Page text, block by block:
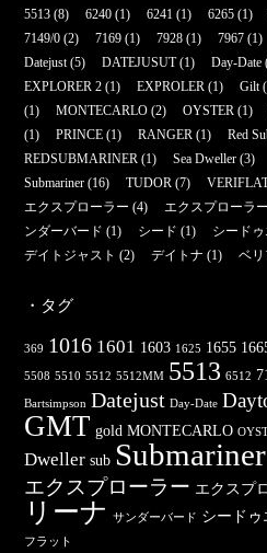
5513 (8) 6240 (1) 6241 (1) 6265 (1)
7149/0 (2) 7169 (1) 7928 (1) 7967 (1)
Datejust(5) DATEJUSUT(1) Day-Date
EXPLORER 2 (1) EXPROLER (1) Gilt
(1)
MONTECARLO (2) OYSTER (1)
(1)
PRINCE (1) RANGER (1) Red
REDSUBMARINER (1) Sea Dweller (3)
Submariner (16) TUDOR (7)
エクスプローラー (4) エクスプローラ
ンダーバード (1) シード (1) シード
デイトジャスト (2) デイトナ (1) ベリ
・タグ
369 1016 1601 1603 1625 1655
5508 5510 5512 5512MM 5513 6512
Bartsimpson Datejust Day-Date
GMT gold MONTECARLO
Dweller sub Submariner
エクスプローラー エクスプ
リーナ
サンダーバード シードゥ
フラット